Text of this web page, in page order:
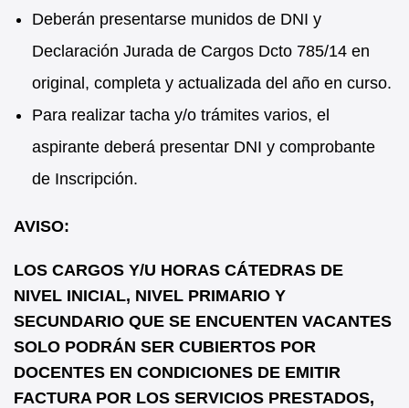
Deberán presentarse munidos de DNI y
Declaración Jurada de Cargos Dcto 785/14 en
original, completa y actualizada del año en curso.
Para realizar tacha y/o trámites varios, el
aspirante deberá presentar DNI y comprobante
de Inscripción.
AVISO:
LOS CARGOS Y/U HORAS CÁTEDRAS DE
NIVEL INICIAL, NIVEL PRIMARIO Y
SECUNDARIO QUE SE ENCUENTEN VACANTES
SOLO PODRÁN SER CUBIERTOS POR
DOCENTES EN CONDICIONES DE EMITIR
FACTURA POR LOS SERVICIOS PRESTADOS,